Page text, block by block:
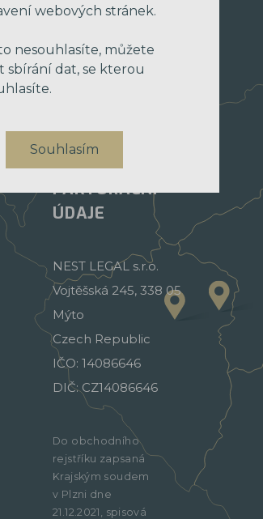
FAKTURAČNÍ
ÚDAJE
NEST LEGAL s.r.o.
Vojtěšská 245, 338 05
Mýto
Czech Republic
IČO: 14086646
DIČ: CZ14086646
Do obchodního
rejstříku zapsaná
Krajským soudem
v Plzni dne
21.12.2021, spisová
webových stránek.
nesouhlasíte, můžete
sbírání dat, se kterou
Souhlasím